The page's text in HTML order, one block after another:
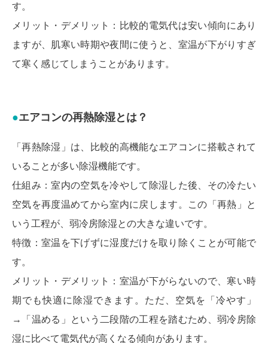
す。
メリット・デメリット：比較的電気代は安い傾向にあり
ますが、肌寒い時期や夜間に使うと、室温が下がりすぎ
て寒く感じてしまうことがあります。
エアコンの再熱除湿とは？
「再熱除湿」は、比較的高機能なエアコンに搭載されて
いることが多い除湿機能です。
仕組み：室内の空気を冷やして除湿した後、その冷たい
空気を再度温めてから室内に戻します。この「再熱」と
いう工程が、弱冷房除湿との大きな違いです。
特徴：室温を下げずに湿度だけを取り除くことが可能で
す。
メリット・デメリット：室温が下がらないので、寒い時
期でも快適に除湿できます。ただ、空気を「冷やす」
→「温める」という二段階の工程を踏むため、弱冷房除
湿に比べて電気代が高くなる傾向があります。